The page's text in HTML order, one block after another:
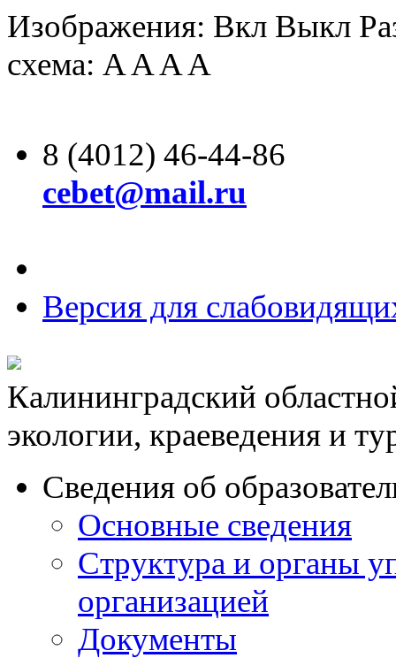
Изображения: Вкл Выкл
схема: AAAA
8 (4012) 46-44-86
cebet@mail.ru
Версия для
Калининградский
экологии, краеведения и
Сведения об
Основные сведения
Структура и органы
организацией
Документы